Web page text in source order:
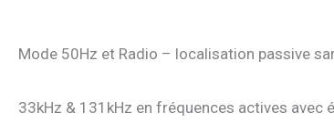
Mode 50Hz et Radio – localisation passive
33kHz & 131kHz en fréquences actives avec